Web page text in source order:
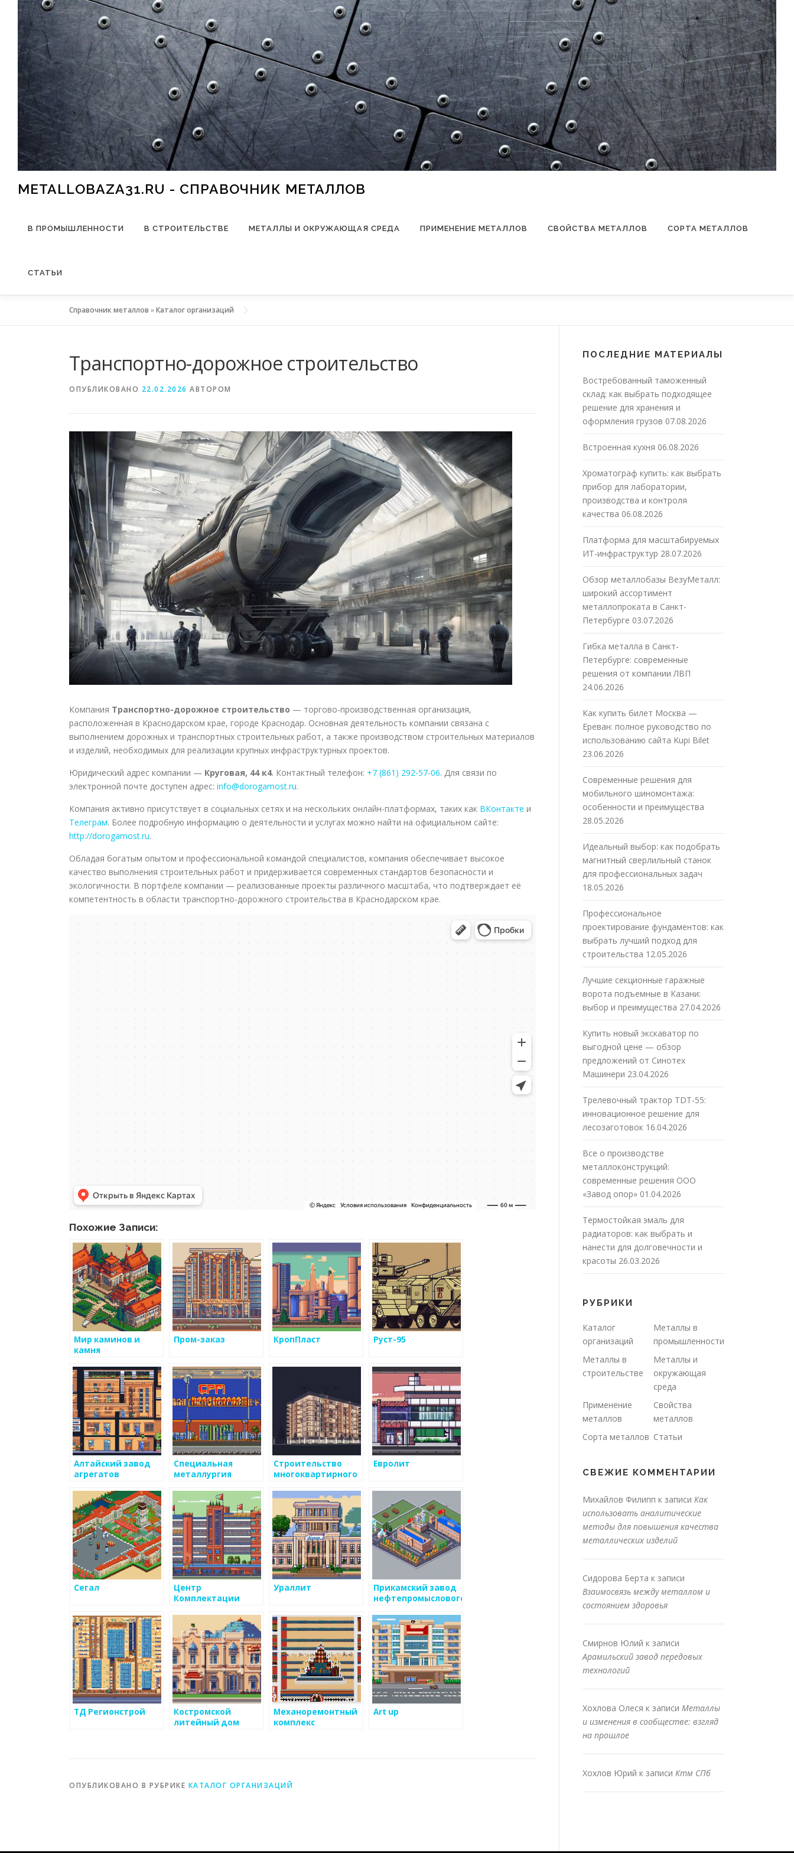
Перейти к содержимому
METALLOBAZA31.RU - СПРАВОЧНИК МЕТАЛЛОВ
В ПРОМЫШЛЕННОСТИ В СТРОИТЕЛЬСТВЕ МЕТАЛЛЫ И ОКРУЖАЮЩАЯ СРЕДА ПРИМЕНЕНИЕ МЕТАЛЛОВ СВОЙСТВА МЕТАЛЛОВ СОРТА МЕТАЛЛОВ
СТАТЬИ
Справочник металлов »Каталог организаций
Транспортно-дорожное строительство
ОПУБЛИКОВАНО 22.02.2026 АВТОРОМ
Компания Транспортно-дорожное строительство — торгово-производственная организация,
расположенная в Краснодарском крае, городе Краснодар. Основная деятельность компании связана с
выполнением дорожных и транспортных строительных работ, а также производством строительных материалов
и изделий, необходимых для реализации крупных инфраструктурных проектов.
Юридический адрес компании — Круговая, 44 к4. Контактный телефон: +7 (861) 292-57-06. Для связи по
электронной почте доступен адрес: info@dorogamost.ru.
Компания активно присутствует в социальных сетях и на нескольких онлайн-платформах, таких как ВКонтакте и
Телеграм. Более подробную информацию о деятельности и услугах можно найти на официальном сайте:
http://dorogamost.ru.
Обладая богатым опытом и профессиональной командой специалистов, компания обеспечивает высокое
качество выполнения строительных работ и придерживается современных стандартов безопасности и
экологичности. В портфеле компании — реализованные проекты различного масштаба, что подтверждает её
компетентность в области транспортно-дорожного строительства в Краснодарском крае.
Похожие Записи:
Мир каминов и
камня
Пром-заказ КропПласт Руст-95
Алтайский завод
агрегатов
Специальная
металлургия
Строительство
многоквартирного
фундамента до
финальной
отделки
Евролит
Сегал
Центр
Комплектации
Ураллит
Прикамский завод
нефтепромыслового
ТД Регионстрой
Костромской
литейный дом
Механоремонтный
комплекс
Art up
ОПУБЛИКОВАНО В РУБРИКЕ КАТАЛОГ ОРГАНИЗАЦИЙ
ПОСЛЕДНИЕ МАТЕРИАЛЫ
Востребованный таможенный
склад: как выбрать подходящее
решение для хранения и
оформления грузов 07.08.2026
Встроенная кухня 06.08.2026
Хроматограф купить: как выбрать
прибор для лаборатории,
производства и контроля
качества 06.08.2026
Платформа для масштабируемых
ИТ-инфраструктур 28.07.2026
Обзор металлобазы ВезуМеталл:
широкий ассортимент
металлопроката в Санкт-
Петербурге 03.07.2026
Гибка металла в Санкт-
Петербурге: современные
решения от компании ЛВП
24.06.2026
Как купить билет Москва —
Ереван: полное руководство по
использованию сайта Kupi Bilet
23.06.2026
Современные решения для
мобильного шиномонтажа:
особенности и преимущества
28.05.2026
Идеальный выбор: как подобрать
магнитный сверлильный станок
для профессиональных задач
18.05.2026
Профессиональное
проектирование фундаментов: как
выбрать лучший подход для
строительства 12.05.2026
Лучшие секционные гаражные
ворота подъемные в Казани:
выбор и преимущества 27.04.2026
Купить новый экскаватор по
выгодной цене — обзор
предложений от Синотех
Машинери 23.04.2026
Трелевочный трактор TDT-55:
инновационное решение для
лесозаготовок 16.04.2026
Все о производстве
металлоконструкций:
современные решения ООО
«Завод опор» 01.04.2026
Термостойкая эмаль для
радиаторов: как выбрать и
нанести для долговечности и
красоты 26.03.2026
РУБРИКИ
Каталог
организаций
Металлы в
промышленности
Металлы в
строительстве
Металлы и
окружающая
среда
Применение
металлов
Свойства
металлов
Сорта металлов Статьи
СВЕЖИЕ КОММЕНТАРИИ
Михайлов Филипп к записи Как
использовать аналитические
методы для повышения качества
металлических изделий
Сидорова Берта к записи
Взаимосвязь между металлом и
состоянием здоровья
Смирнов Юлий к записи
Арамильский завод передовых
технологий
Хохлова Олеся к записи Металлы
и изменения в сообществе: взгляд
на прошлое
Хохлов Юрий к записи Ктм СПб